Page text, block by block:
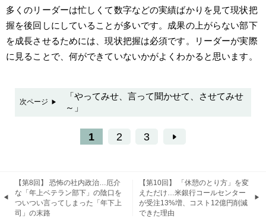
多くのリーダーは忙しくて数字などの実績ばかりを見て現状把
握を後回しにしていることが多いです。成果の上がらない部下
を成長させるためには、現状把握は必須です。リーダーが実際
に見ることで、何ができていないかがよくわかると思います。
次ページ
「やってみせ、言って聞かせて、させてみせ
～」
1 2 3
【第8回】 恐怖の社内政治…厄介
な「年上ベテラン部下」の陰口を
ついつい言ってしまった「年下上
司」の末路
【第10回】 「休憩のとり方」を変
えただけ…米銀行コールセンター
が受注13%増、コスト12億円削減
できた理由